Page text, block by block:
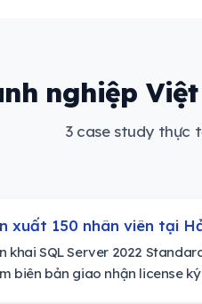
nghiệp
3 case study thực
xuất 150 nhân viên tại
khai SQL Server 2022
biên bản giao nhận license